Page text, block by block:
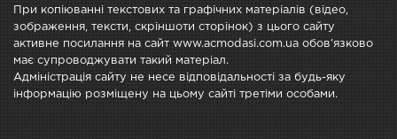
При копіюванні текстових та графічних матеріалів (відео,
зображення, тексти, скріншоти сторінок) з цього сайту
активне посилання на сайт www.acmodasi.com.ua обов'язково
має супроводжувати такий матеріал.
Адміністрація сайту не несе відповідальності за будь-яку
інформацію розміщену на цьому сайті третіми особами.